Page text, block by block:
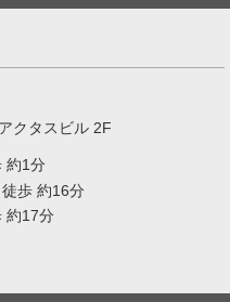
クタスビル 2F
約1分
歩 約16分
約17分